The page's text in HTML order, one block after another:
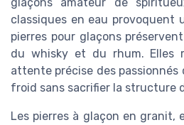
classiques en eau provoquent
pierres pour glaçons
du whisky et du rhum. Elles
attente précise des
froid sans sacrifier la structure
Les pierres à glaçon en granit,